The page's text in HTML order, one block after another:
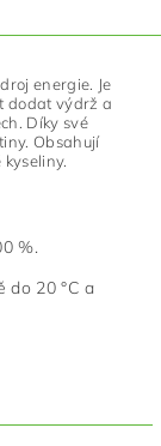
energie. Je
dodat výdrž a
Díky své
Obsahují
%.
do 20 °C a